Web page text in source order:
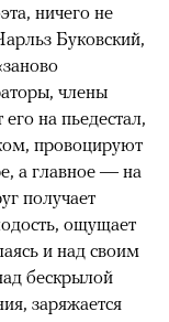
ничего не
Буковский,
члены
на пьедестал,
провоцируют
а главное — на
получает
ощущает
и над своим
бескрылой
заряжается